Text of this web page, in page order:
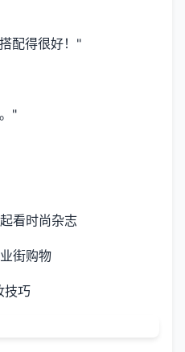
配得很好！"
"
看时尚杂志
街购物
技巧